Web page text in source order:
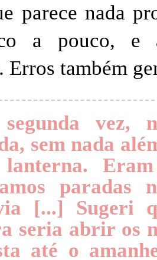
parece nada
a pouco, e
Erros também
segunda vez,
sem nada
paradas
[...] Sugeri
seria abrir os
até o